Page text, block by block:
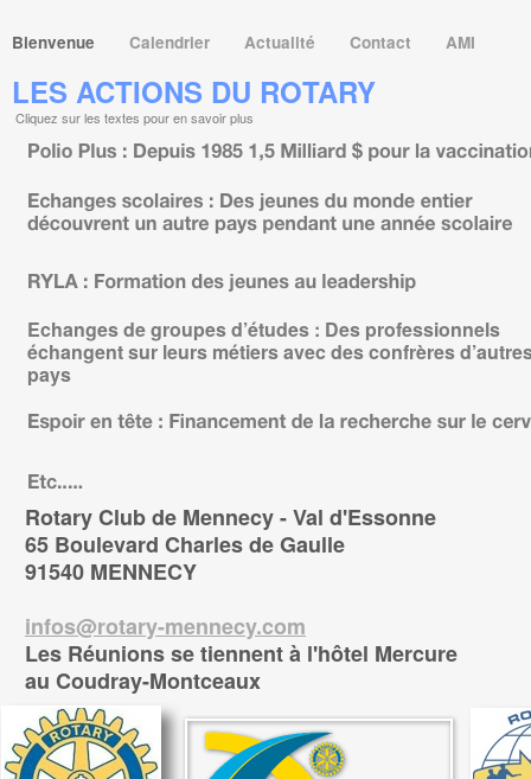
Bienvenue Calendrier Actualité Contact AMI
RotaryClub de Mennecy - Val d'Essonne
65 Boulevard Charles de Gaulle
91540 MENNECY
infos@rotary-mennecy.com
Les Réunions se tiennent à l'hôtel Mercure
au Coudray-Montceaux
LES ACTIONS DU ROTARY
Echanges de groupes d’études : Des professionnels
échangent sur leurs métiers avec des confrères
pays
Cliquez sur les textes pour en savoir plus